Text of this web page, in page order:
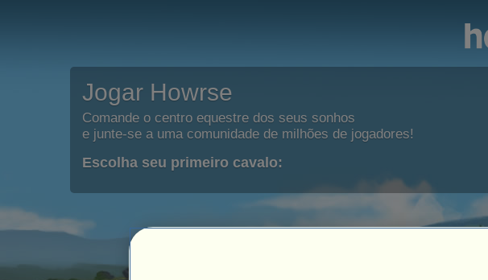
Jogar Howrse
Comande o centro equestre dos seus sonhos
e junte-se a uma comunidade de milhões de jogadores!
Escolha seu primeiro cavalo: